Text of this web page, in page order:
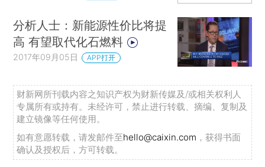
分析人士：新能源性价比将提
高 有望取代化石燃料
2017年09月05日 APP打开
财新网所刊载内容之知识产权为财新传媒及/或相关权利人
专属所有或持有。未经许可，禁止进行转载、摘编、复制及
建立镜像等任何使用。
如有意愿转载，请发邮件至hello@caixin.com ，获得书面
确认及授权后，方可转载。